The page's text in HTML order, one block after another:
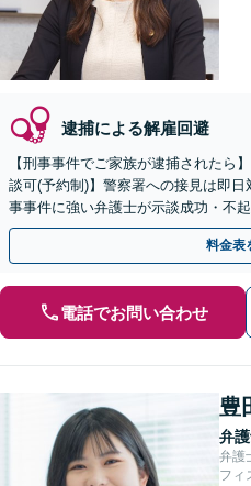
逮捕による解雇回避
【刑事事件でご家族が逮捕されたら
談可(予約制)】警察署への接見は即
事事件に強い弁護士が示談成功・不
トします。【加害者側の相談専門】
料金表
電話でお問い合わせ
豊
弁
弁護
フィ